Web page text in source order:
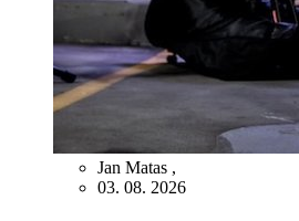
Jan Matas ,
03. 08. 2026